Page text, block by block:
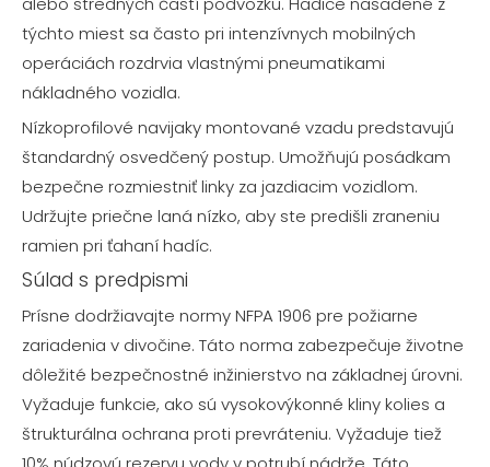
týchto miest sa často pri intenzívnych mobilných
operáciách rozdrvia vlastnými pneumatikami
nákladného vozidla.
Nízkoprofilové navijaky montované vzadu predstavujú
štandardný osvedčený postup. Umožňujú posádkam
bezpečne rozmiestniť linky za jazdiacim vozidlom.
Udržujte priečne laná nízko, aby ste predišli zraneniu
ramien pri ťahaní hadíc.
Súlad s predpismi
Prísne dodržiavajte normy NFPA 1906 pre požiarne
zariadenia v divočine. Táto norma zabezpečuje životne
dôležité bezpečnostné inžinierstvo na základnej úrovni.
Vyžaduje funkcie, ako sú vysokovýkonné kliny kolies a
štrukturálna ochrana proti prevráteniu. Vyžaduje tiež